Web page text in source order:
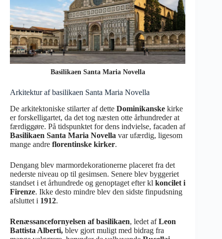
Basilikaen Santa Maria Novella
Arkitektur af basilikaen Santa Maria Novella
De arkitektoniske stilarter af dette Dominikanske kirke
er forskelligartet, da det tog næsten otte århundreder at
færdiggøre. På tidspunktet for dens indvielse, facaden af
Basilikaen Santa Maria Novella var ufærdig, ligesom
mange andre florentinske kirker.
Dengang blev marmordekorationerne placeret fra det
nederste niveau op til gesimsen. Senere blev byggeriet
standset i et århundrede og genoptaget efter kl koncilet i
Firenze. Ikke desto mindre blev den sidste finpudsning
afsluttet i 1912.
Renæssancefornyelsen af basilikaen, ledet afLeon
Battista Alberti, blev gjort muligt med bidrag fra